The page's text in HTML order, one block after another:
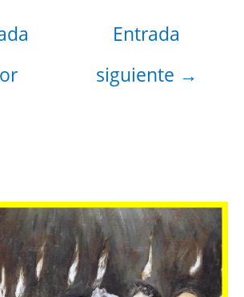
Entrada
siguiente →